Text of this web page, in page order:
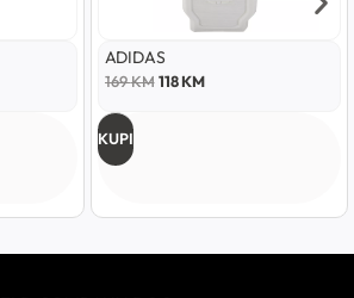
ADIDAS
169KM 118KM
KUPI